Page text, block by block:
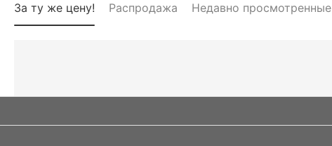
За ту же цену! Распродажа Недавно просмотренные